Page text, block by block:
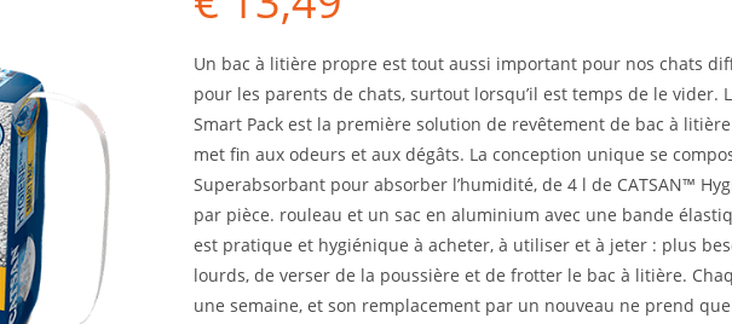
Un bac à litière propre est tout aussi important pour nos chats
pour les parents de chats, surtout lorsqu’il est temps de le vider.
Smart Pack est la première solution de revêtement de bac à
met fin aux odeurs et aux dégâts. La conception unique se
Superabsorbant pour absorber l’humidité, de 4 l de CATSAN™
par pièce. rouleau et un sac en aluminium avec une bande
est pratique et hygiénique à acheter, à utiliser et à jeter : plus
lourds, de verser de la poussière et de frotter le bac à litière.
une semaine, et son remplacement par un nouveau ne prend